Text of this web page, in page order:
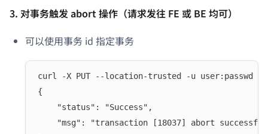
3. 对事务触发 abort 操作（请求发往 FE 或 BE 均可）
可以使用事务 id 指定事务
curl -X PUT --location-trusted -u user:passwd
{
    "status": "Success",
"msg": "transaction [18037] abort